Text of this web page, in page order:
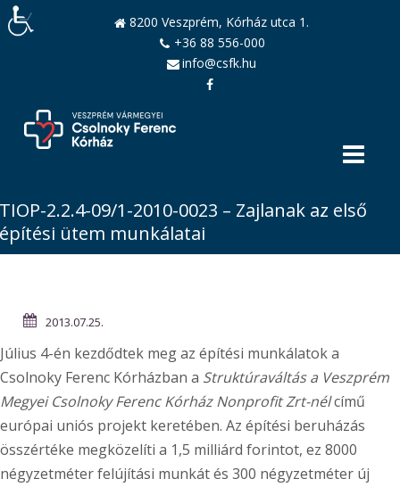
8200 Veszprém, Kórház utca 1.
+36 88 556-000
info@csfk.hu
2.2.4-09/1-2010-0023 – Zajlanak az első
ütem munkálatai
2013.07.25.
Július 4-én kezdődtek meg az építési munkálatok a
Csolnoky Ferenc Kórházban a Struktúraváltás a Veszprém
Megyei Csolnoky Ferenc Kórház Nonprofit Zrt-nélcímű
európai uniós projekt keretében. Az építési beruházás
összértéke megközelíti a 1,5 milliárd forintot, ez 8000
négyzetméter felújítási munkát és 300 négyzetméter új